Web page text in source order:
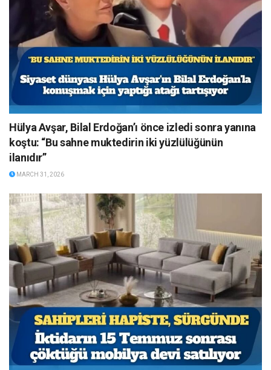
Hülya Avşar, Bilal Erdoğan’ı önce izledi sonra yanına
koştu: “Bu sahne muktedirin iki yüzlülüğünün
ilanıdır”
MARCH 31, 2026